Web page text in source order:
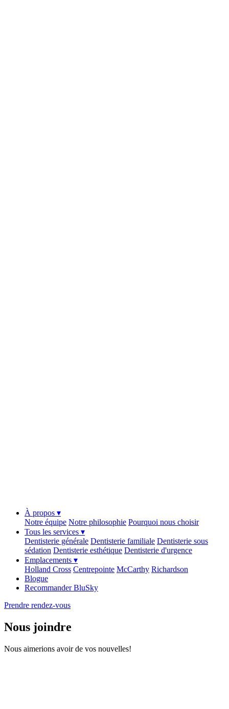
À propos ▾
Notre équipe Notre philosophie Pourquoi nous choisir
Tous les services ▾
Dentisterie générale Dentisterie familiale Dentisterie sous
sédation Dentisterie esthétique Dentisterie d'urgence
Emplacements ▾
Holland Cross Centrepointe McCarthy Richardson
Blogue
Recommander BluSky
Prendre rendez-vous
Nous joindre
Nous aimerions avoir de vos nouvelles!